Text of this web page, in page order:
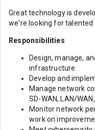
Great technology is
we're looking for talented
Responsibilities
Design, manage,
infrastructure
Develop and
Manage network
SD-WAN, LAN/
Monitor network
work on